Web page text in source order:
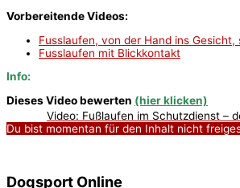
Vorbereitende Videos:
Fusslaufen, von der Hand ins Gesicht,
Fusslaufen mit Blickkontakt
Info:
Dieses Video bewerten (hier klicken)
Video: Fußlaufen im Schutzdienst –
Du bist momentan für den Inhalt nicht
Dogsport Online